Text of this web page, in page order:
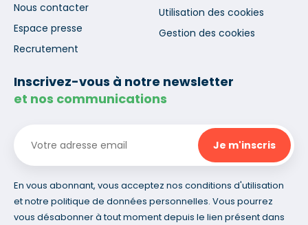
Nous contacter
Espace presse
Recrutement
Utilisation des cookies
Gestion des cookies
Inscrivez-vous à notre newsletter
et nos communications
En vous abonnant, vous acceptez nos conditions d'utilisation
et notre politique de données personnelles. Vous pourrez
vous désabonner à tout moment depuis le lien présent dans